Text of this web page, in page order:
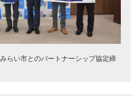
らい市とのパートナーシップ協定締